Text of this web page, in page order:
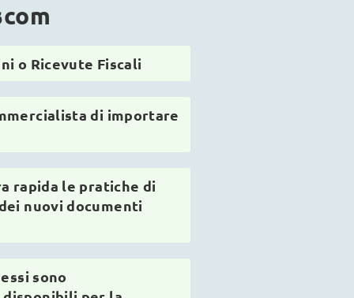
o Ricevute Fiscali
di importare
rapida le pratiche di
nuovi documenti
sono